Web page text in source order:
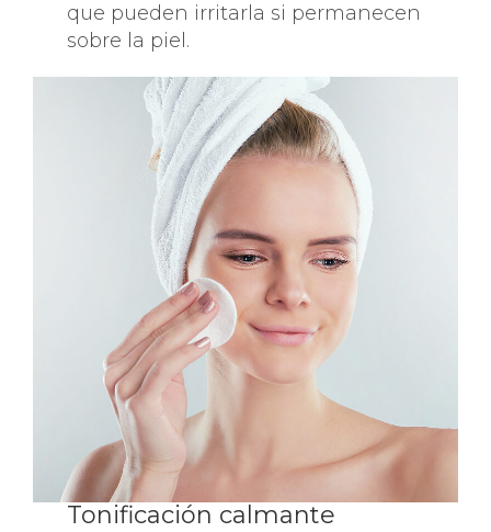
que pueden irritarla si permanecen
sobre la piel.
Tonificación calmante